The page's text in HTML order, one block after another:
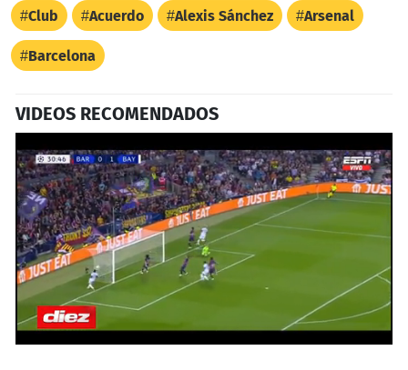
Club Acuerdo Alexis Sánchez Arsenal
Barcelona
VIDEOS RECOMENDADOS